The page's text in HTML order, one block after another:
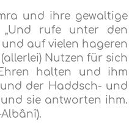
und ihre gewaltige
rufe unter den
auf vielen hageren
Nutzen für sich
halten und ihm
und der Haddsch- und
sie antworten ihm.